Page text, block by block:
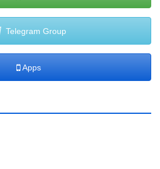
Telegram Group
Apps